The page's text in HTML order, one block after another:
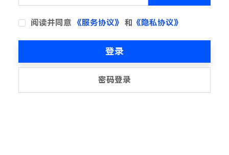
阅读并同意 《服务协议》 和 《隐私协议》
登录
密码登录